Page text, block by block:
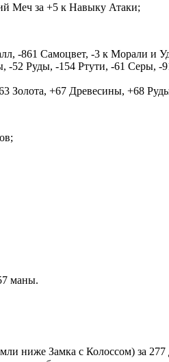
Меч за +5 к Навыку Атаки;
-861 Самоцвет, -3 к Морали и
-52 Руды, -154 Ртути, -61 Серы,
+67 Древесины, +68
маны.
ниже Замка с Колоссом) за